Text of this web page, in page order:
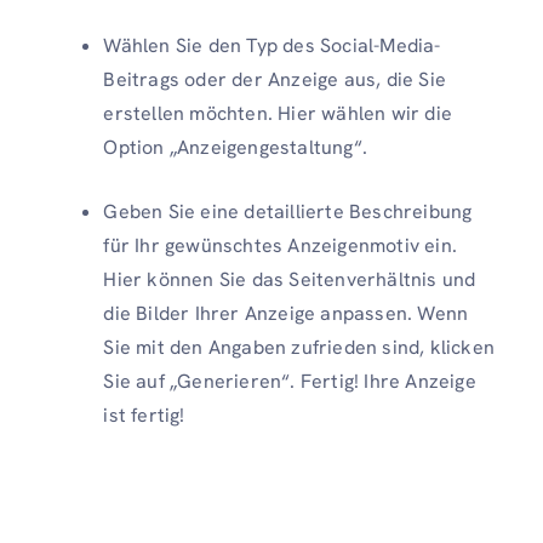
Wählen Sie den Typ des Social-Media-
Beitrags oder der Anzeige aus, die Sie
erstellen möchten. Hier wählen wir die
Option „Anzeigengestaltung“.
Geben Sie eine detaillierte Beschreibung
für Ihr gewünschtes Anzeigenmotiv ein.
Hier können Sie das Seitenverhältnis und
die Bilder Ihrer Anzeige anpassen. Wenn
Sie mit den Angaben zufrieden sind, klicken
Sie auf „Generieren“. Fertig! Ihre Anzeige
ist fertig!